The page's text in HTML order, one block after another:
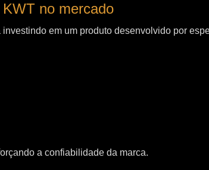
no mercado
em um produto desenvolvido por
a confiabilidade da marca.